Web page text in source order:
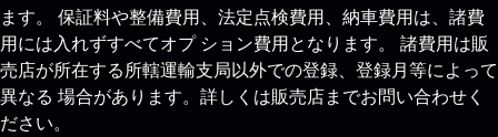
ます。 保証料や整備費用、法定点検費用、納車費用は、諸費
用には入れずすべてオプ ション費用となります。 諸費用は販
売店が所在する所轄運輸支局以外での登録、登録月等によって
異なる 場合があります。詳しくは販売店までお問い合わせく
ださい。